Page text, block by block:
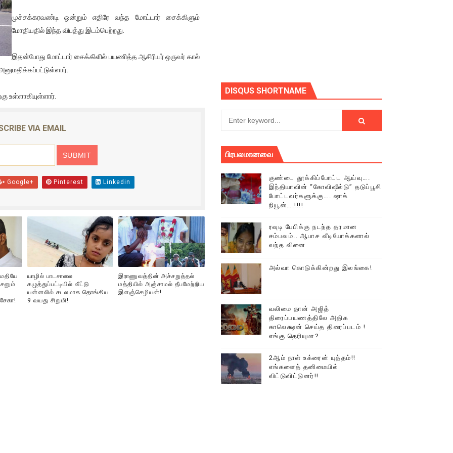
கண்டனப் போராட்டத்திற்கு கலந்துகொள்ளுமாறு அன்புரிமையோடு அழைக்கின்றோம்.
மாணவர்கள் தொடர்பில் நாடாளுமன்றத்தில் பகிரங்க கேள்வி
இலங்கைத் தமிழ் குடும்பம்!! நடந்தது என்ன
- கொதித்தெழுந்த பிரதேசவாசிகள்!
கூடிய இடங்கள்...
சங்கர் ஆகியோரின் நினைவெழுச்சி நாள் - 26.09.2021 சுவிஸ் (செய்தியும்,படங்களும்..)
தமிழின அழிப்பிற்கு நீதி கேட்டு நடைபெற்ற கவனயீர்ப்புப் போராட்டத்தில் திரண்ட தமிழ்மக்கள்!!
(படங்கள், விடியோ)
சபை கூட்டத்தில் இன்று உரை
முச்சக்கரவண்டி ஒன்றும் எதிரே வந்த மோட்டார் சைக்கிளும்
மோதியதில் இந்த விபத்து இடம்பெற்றது.
இதன்போது மோட்டார் சைக்கிளில் பயணித்த ஆசிரியர் ஒருவர் கால்
உள்ளாகியுள்ளார்.
VIA EMAIL
Google+ Pinterest Linkedin
யாழில் பாடசாலை
கழுத்துப்பட்டியில் வீட்டு
யன்னலில் சடலமாக தொங்கிய
9 வயது சிறுமி!
இராணுவத்தின் அச்சறுத்தல்
மத்தியில் அஞ்சாமல் தீபமேற்றிய
இளஞ்செழியன்!
DISQUS SHORTNAME
பிரபலமானவை
குண்டை தூக்கிப்போட்ட ஆய்வு….
இந்தியாவின் “கோவிஷீல்டு” தடுப்பூசி
போட்டவர்களுக்கு…. ஷாக்
நியூஸ்….!!!!
ரவுடி பேபிக்கு நடந்த தரமான
சம்பவம்.. ஆபாச வீடியோக்களால்
வந்த வினை
அல்வா கொடுக்கின்றது இலங்கை!
வலிமை தான் அஜித்
திரைப்பயணத்திலே அதிக
காலெக்ஷன் செய்த திரைப்படம் !
எங்கு தெரியுமா?
2ஆம் நாள் உக்ரைன் யுத்தம்!!
எங்களைத் தனிமையில்
விட்டுவிட்டுனர்!!